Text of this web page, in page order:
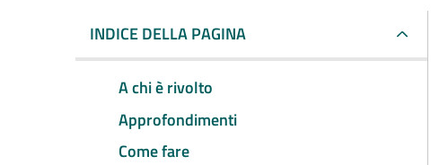
INDICE DELLA PAGINA
A chi è rivolto
Approfondimenti
Come fare